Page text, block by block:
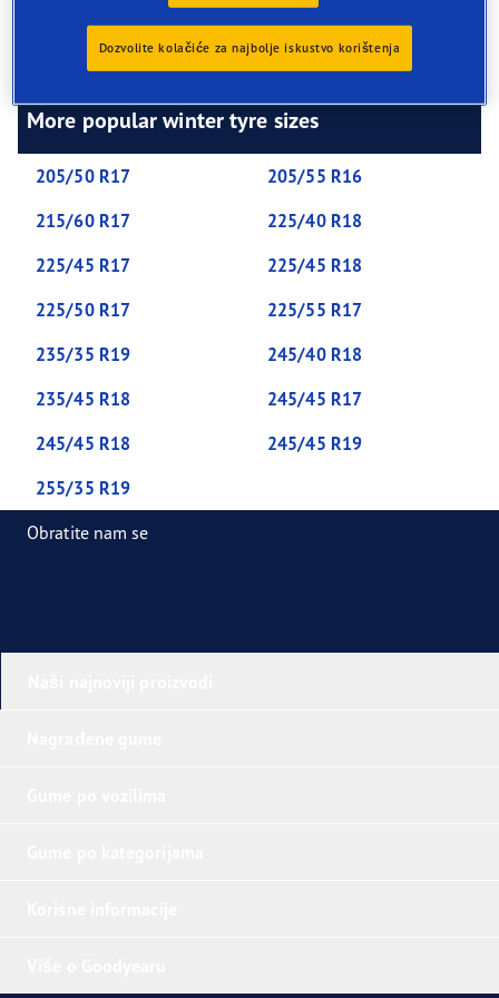
bite to grip winter roads, hills and sharp corners, and
remove build-ups of snow.
More popular winter tyre sizes
205/50 R17
205/55 R16
215/60 R17
225/40 R18
225/45 R17
225/45 R18
225/50 R17
225/55 R17
235/35 R19
245/40 R18
235/45 R18
245/45 R17
245/45 R18
245/45 R19
255/35 R19
Obratite nam se
Dozvolite kolačiće za najbolje iskustvo korištenja